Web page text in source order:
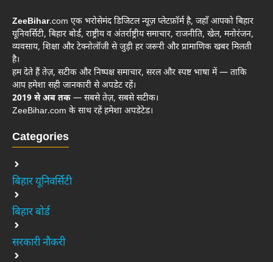
ZeeBihar.com एक भरोसेमंद डिजिटल न्यूज़ प्लेटफ़ॉर्म है, जहाँ आपको बिहार
यूनिवर्सिटी, बिहार बोर्ड, राष्ट्रीय व अंतर्राष्ट्रीय समाचार, राजनीति, खेल, मनोरंजन,
व्यवसाय, शिक्षा और टेक्नोलॉजी से जुड़ी हर जरूरी और प्रामाणिक खबर मिलती
है।
हम देते हैं तेज़, सटीक और निष्पक्ष समाचार, सरल और स्पष्ट भाषा में — ताकि
आप हमेशा सही जानकारी से अपडेट रहें।
2019 से अब तक — सबसे तेज़, सबसे सटीक।
ZeeBihar.com के साथ रहें हमेशा अपडेटेड।
Categories
बिहार यूनिवर्सिटी
बिहार बोर्ड
सरकारी नौकरी